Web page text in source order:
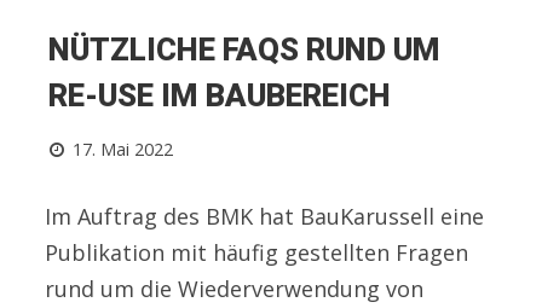
NÜTZLICHE FAQS RUND UM
RE-USE IM BAUBEREICH
17. Mai 2022
Im Auftrag des BMK hat BauKarussell eine
Publikation mit häufig gestellten Fragen
rund um die Wiederverwendung von